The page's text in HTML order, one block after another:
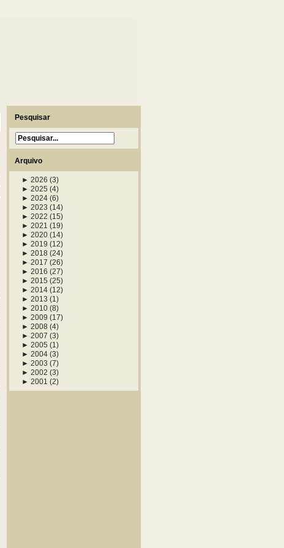
Pesquisar
Arquivo
► 2026 (3)
► 2025 (4)
► 2024 (6)
► 2023 (14)
► 2022 (15)
► 2021 (19)
► 2020 (14)
► 2019 (12)
► 2018 (24)
► 2017 (26)
► 2016 (27)
► 2015 (25)
► 2014 (12)
► 2013 (1)
► 2010 (8)
► 2009 (17)
► 2008 (4)
► 2007 (3)
► 2005 (1)
► 2004 (3)
► 2003 (7)
► 2002 (3)
► 2001 (2)